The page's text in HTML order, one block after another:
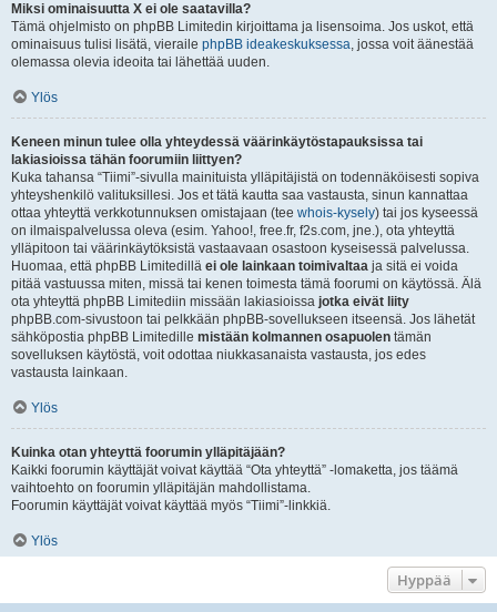
Miksi ominaisuutta X ei ole saatavilla?
Tämä ohjelmisto on phpBB Limitedin kirjoittama ja lisensoima. Jos uskot, että
ominaisuus tulisi lisätä, vieraile phpBB ideakeskuksessa, jossa voit äänestää
olemassa olevia ideoita tai lähettää uuden.
Ylös
Keneen minun tulee olla yhteydessä väärinkäytöstapauksissa tai
lakiasioissa tähän foorumiin liittyen?
Kuka tahansa “Tiimi”-sivulla mainituista ylläpitäjistä on todennäköisesti sopiva
yhteyshenkilö valituksillesi. Jos et tätä kautta saa vastausta, sinun kannattaa
ottaa yhteyttä verkkotunnuksen omistajaan (tee whois-kysely) tai jos kyseessä
on ilmaispalvelussa oleva (esim. Yahoo!, free.fr, f2s.com, jne.), ota yhteyttä
ylläpitoon tai väärinkäytöksistä vastaavaan osastoon kyseisessä palvelussa.
Huomaa, että phpBB Limitedillä ei ole lainkaan toimivaltaa ja sitä ei voida
pitää vastuussa miten, missä tai kenen toimesta tämä foorumi on käytössä. Älä
ota yhteyttä phpBB Limitediin missään lakiasioissa jotka eivät liity
phpBB.com-sivustoon tai pelkkään phpBB-sovellukseen itseensä. Jos lähetät
sähköpostia phpBB Limitedille mistään kolmannen osapuolen tämän
sovelluksen käytöstä, voit odottaa niukkasanaista vastausta, jos edes
vastausta lainkaan.
Ylös
Kuinka otan yhteyttä foorumin ylläpitäjään?
Kaikki foorumin käyttäjät voivat käyttää “Ota yhteyttä” -lomaketta, jos täämä
vaihtoehto on foorumin ylläpitäjän mahdollistama.
Foorumin käyttäjät voivat käyttää myös “Tiimi”-linkkiä.
Ylös
Hyppää